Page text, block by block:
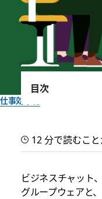
仕事効率化
コミュニ
トも解説
目次
12 分で読むこ
ビジネスチャット
グループウェアと